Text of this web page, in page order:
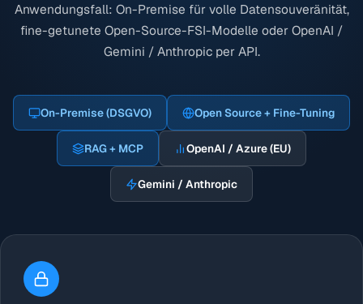
Anwendungsfall: On-Premise für volle Datensouveränität,
fine-getunete Open-Source-FSI-Modelle oder OpenAI /
Gemini / Anthropic per API.
On-Premise (DSGVO) Open Source + Fine-Tuning
RAG + MCP OpenAI / Azure (EU)
Gemini / Anthropic